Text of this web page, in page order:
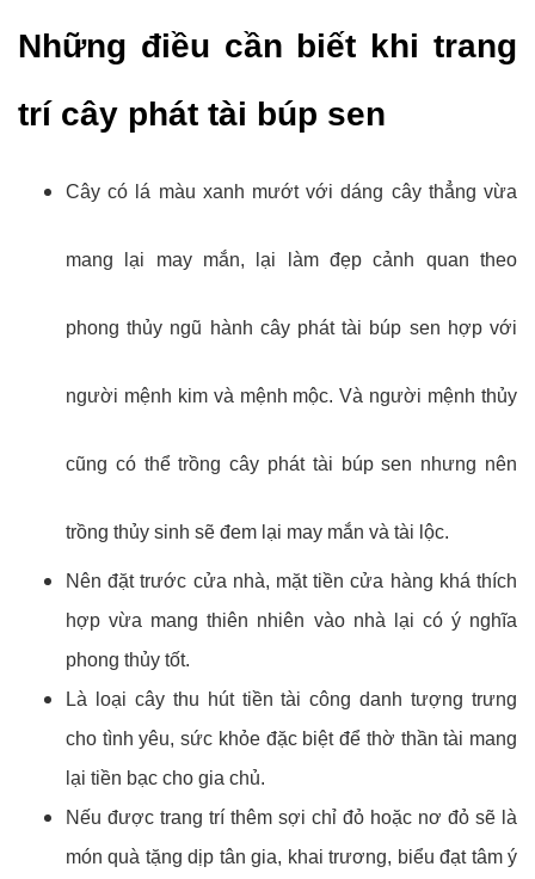
Những điều cần biết khi trang
trí cây phát tài búp sen
Cây có lá màu xanh mướt với dáng cây thẳng vừa
mang lại may mắn, lại làm đẹp cảnh quan theo
phong thủy ngũ hành cây phát tài búp sen hợp với
người mệnh kim và mệnh mộc. Và người mệnh thủy
cũng có thể trồng cây phát tài búp sen nhưng nên
trồng thủy sinh sẽ đem lại may mắn và tài lộc.
Nên đặt trước cửa nhà, mặt tiền cửa hàng khá thích
hợp vừa mang thiên nhiên vào nhà lại có ý nghĩa
phong thủy tốt.
Là loại cây thu hút tiền tài công danh tượng trưng
cho tình yêu, sức khỏe đặc biệt để thờ thần tài mang
lại tiền bạc cho gia chủ.
Nếu được trang trí thêm sợi chỉ đỏ hoặc nơ đỏ sẽ là
món quà tặng dịp tân gia, khai trương, biểu đạt tâm ý